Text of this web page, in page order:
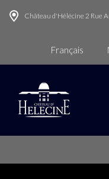
Château d'Hélécine 2 Rue
Français